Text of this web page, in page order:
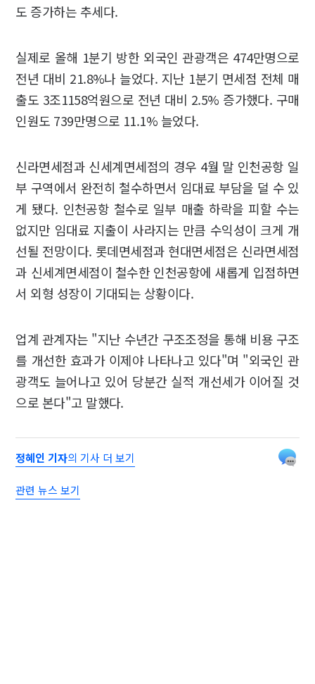
도 증가하는 추세다.
실제로 올해 1분기 방한 외국인 관광객은 474만명으로
전년 대비 21.8%나 늘었다. 지난 1분기 면세점 전체 매
출도 3조1158억원으로 전년 대비 2.5% 증가했다. 구매
인원도 739만명으로 11.1% 늘었다.
신라면세점과 신세계면세점의 경우 4월 말 인천공항 일
부 구역에서 완전히 철수하면서 임대료 부담을 덜 수 있
게 됐다. 인천공항 철수로 일부 매출 하락을 피할 수는
없지만 임대료 지출이 사라지는 만큼 수익성이 크게 개
선될 전망이다. 롯데면세점과 현대면세점은 신라면세점
과 신세계면세점이 철수한 인천공항에 새롭게 입점하면
서 외형 성장이 기대되는 상황이다.
업계 관계자는 "지난 수년간 구조조정을 통해 비용 구조
를 개선한 효과가 이제야 나타나고 있다"며 "외국인 관
광객도 늘어나고 있어 당분간 실적 개선세가 이어질 것
으로 본다"고 말했다.
정혜인 기자의 기사 더 보기
관련 뉴스 보기